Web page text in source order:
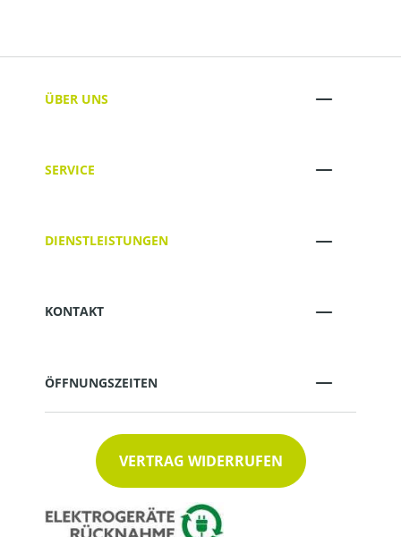
ÜBER UNS
SERVICE
DIENSTLEISTUNGEN
KONTAKT
ÖFFNUNGSZEITEN
VERTRAG WIDERRUFEN